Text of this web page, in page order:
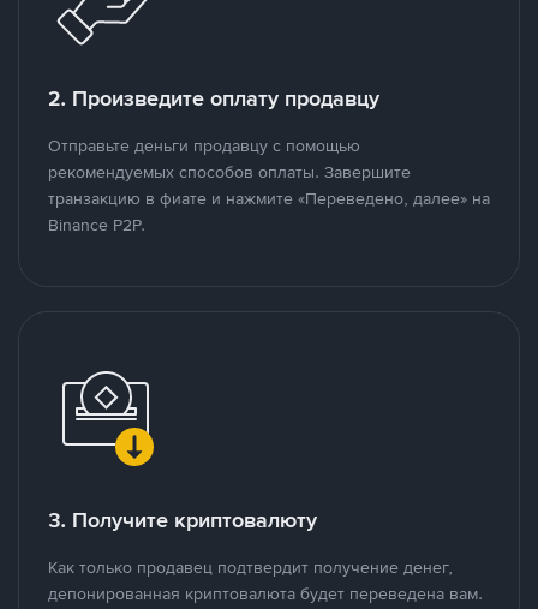
2. Произведите оплату продавцу
Отправьте деньги продавцу с помощью
рекомендуемых способов оплаты. Завершите
транзакцию в фиате и нажмите «Переведено, далее» на
Binance P2P.
3. Получите криптовалюту
Как только продавец подтвердит получение денег,
депонированная криптовалюта будет переведена вам.